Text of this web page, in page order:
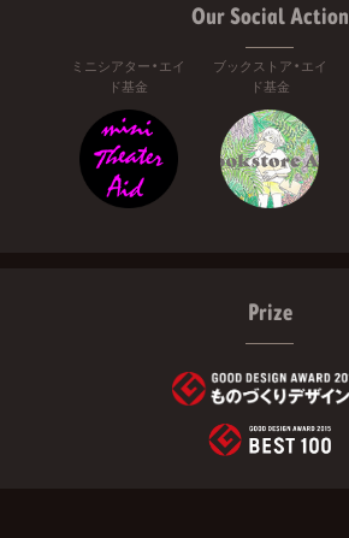
Our Social Action
ミニシアター・エイ
ド基金
ブックストア・エイ
ド基金
Prize